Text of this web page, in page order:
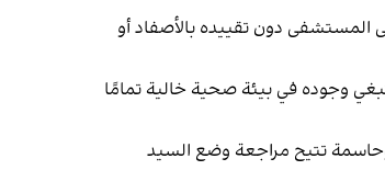
على نقل والده إلى المستشفى دون تقييده بالأصفاد أو
وجوده في بيئة صحية خالية تمامًا
وحاسمة تتيح مراجعة وضع السيد